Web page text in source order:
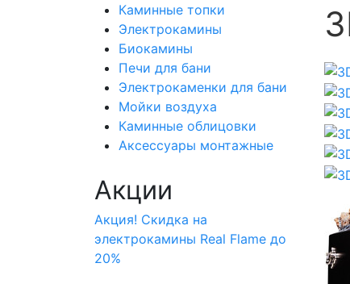
Каминные топки
Электрокамины
Биокамины
Печи для бани
Электрокаменки для бани
Мойки воздуха
Каминные облицовки
Аксессуары монтажные
Акции
Акция! Скидка на
электрокамины Real Flame до
20%